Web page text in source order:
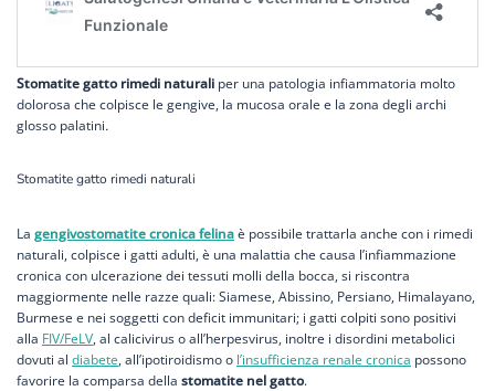
Stomatite gatto rimedi naturali per una patologia infiammatoria molto
dolorosa che colpisce le gengive, la mucosa orale e la zona degli archi
glosso palatini.
Stomatite gatto rimedi naturali
La gengivostomatite cronica felinaè possibile trattarla anche con i rimedi
naturali, colpisce i gatti adulti, è una malattia che causa l’infiammazione
cronica con ulcerazione dei tessuti molli della bocca, si riscontra
maggiormente nelle razze quali: Siamese, Abissino, Persiano, Himalayano,
Burmese e nei soggetti con deficit immunitari; i gatti colpiti sono positivi
alla FIV/FeLV, al calicivirus o all’herpesvirus, inoltre i disordini metabolici
dovuti al diabete, all’ipotiroidismo o l’insufficienza renale cronica possono
favorire la comparsa della stomatite nel gatto.